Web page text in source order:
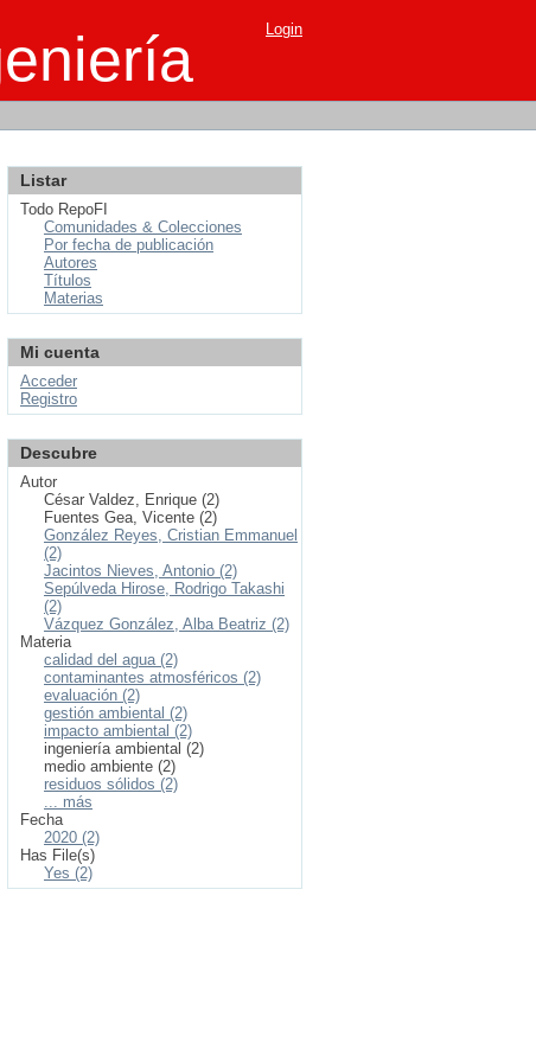
Login
Listar
Todo RepoFI
Comunidades & Colecciones
Por fecha de publicación
Autores
Títulos
Materias
Mi cuenta
Acceder
Registro
Descubre
Autor
César Valdez, Enrique (2)
Fuentes Gea, Vicente (2)
González Reyes, Cristian Emmanuel
(2)
Jacintos Nieves, Antonio (2)
Sepúlveda Hirose, Rodrigo Takashi
(2)
Vázquez González, Alba Beatriz (2)
Materia
calidad del agua (2)
contaminantes atmosféricos (2)
evaluación (2)
gestión ambiental (2)
impacto ambiental (2)
ingeniería ambiental (2)
medio ambiente (2)
residuos sólidos (2)
... más
Fecha
2020 (2)
Has File(s)
Yes (2)